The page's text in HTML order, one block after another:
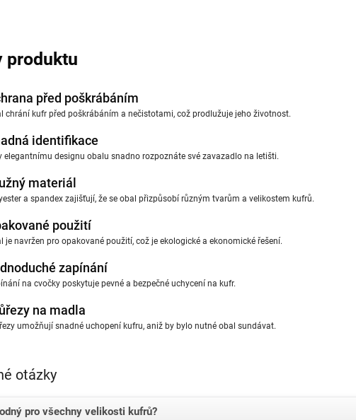
produktu
před poškrábáním
chrání kufr před poškrábáním a nečistotami, což prodlužuje jeho životnost.
identifikace
elegantnímu designu obalu snadno rozpoznáte své zavazadlo na letišti.
materiál
a spandex zajišťují, že se obal přizpůsobí různým tvarům a velikostem kufrů.
použití
je navržen pro opakované použití, což je ekologické a ekonomické řešení.
zapínání
na cvočky poskytuje pevné a bezpečné uchycení na kufr.
na madla
umožňují snadné uchopení kufru, aniž by bylo nutné obal sundávat.
otázky
pro všechny velikosti kufrů?